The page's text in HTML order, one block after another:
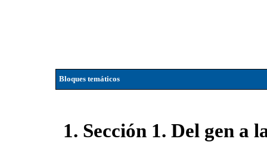
Bloques temáticos
1. Sección 1. Del gen a